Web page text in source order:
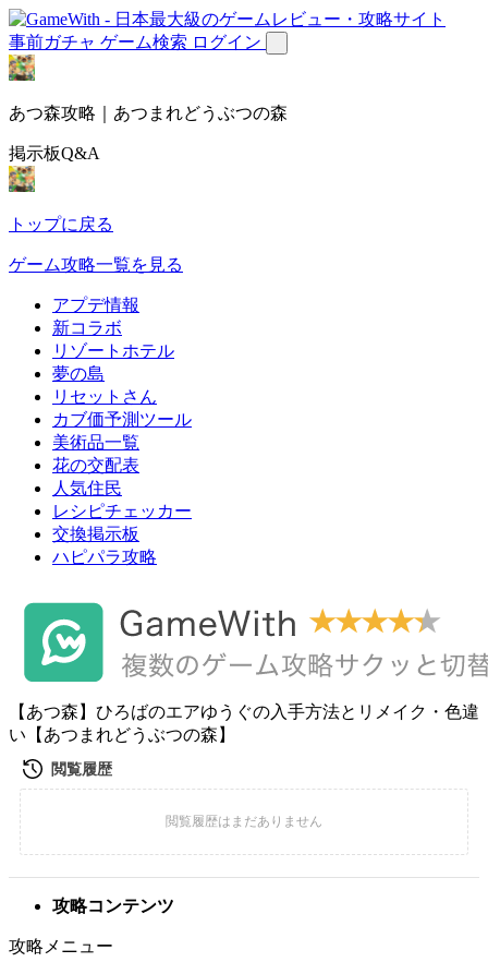
事前ガチャ ゲーム検索 ログイン
あつ森攻略｜あつまれどうぶつの森
掲示板Q&A
トップに戻る
ゲーム攻略一覧を見る
アプデ情報
新コラボ
リゾートホテル
夢の島
リセットさん
カブ価予測ツール
美術品一覧
花の交配表
人気住民
レシピチェッカー
交換掲示板
ハピパラ攻略
【あつ森】ひろばのエアゆうぐの入手方法とリメイク・色違
い【あつまれどうぶつの森】
攻略コンテンツ
攻略メニュー